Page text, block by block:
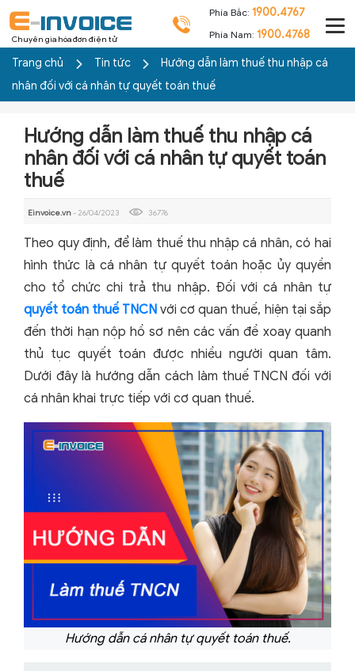
Chuyên gia hóa đơn điện tử
Phía Bắc: 1900.4767
Phía Nam: 1900.4768
Trang chủ Tin tức
Hướng dẫn làm thuế thu nhập cá
nhân đối với cá nhân tự quyết toán thuế
Hướng dẫn làm thuế thu nhập cá
nhân đối với cá nhân tự quyết toán
thuế
Einvoice.vn- 26/04/2023 36776
Theo quy định, để làm thuế thu nhập cá nhân, có hai
hình thức là cá nhân tự quyết toán hoặc ủy quyền
cho tổ chức chi trả thu nhập. Đối với cá nhân tự
quyết toán thuế TNCNvới cơ quan thuế, hiện tại sắp
đến thời hạn nộp hồ sơ nên các vấn đề xoay quanh
thủ tục quyết toán được nhiều người quan tâm.
Dưới đây là hướng dẫn cách làm thuế TNCN đối với
cá nhân khai trực tiếp với cơ quan thuế.
Hướng dẫn cá nhân tự quyết toán thuế.